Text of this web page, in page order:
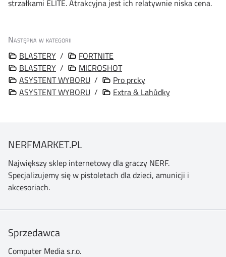
strzałkami ELITE. Atrakcyjna jest ich relatywnie niska cena.
Następna w kategorii
BLASTERY /
FORTNITE
BLASTERY /
MICROSHOT
ASYSTENT WYBORU /
Pro prcky
ASYSTENT WYBORU / Extra & Lahůdky
NERFMARKET.PL
Największy sklep internetowy dla graczy NERF.
Specjalizujemy się w pistoletach dla dzieci, amunicji i
akcesoriach.
Sprzedawca
Computer Media s.r.o.